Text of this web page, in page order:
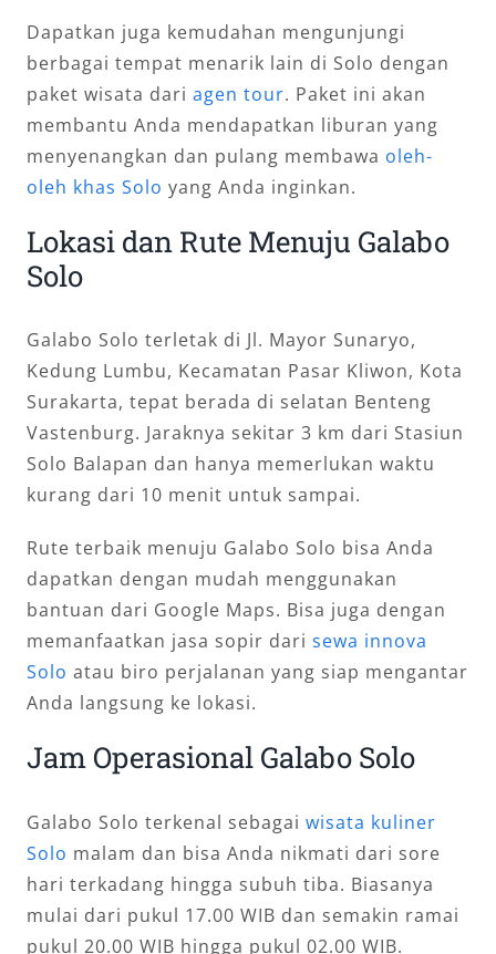
Dapatkan juga kemudahan mengunjungi
berbagai tempat menarik lain di Solo dengan
paket wisata dari agen tour. Paket ini akan
membantu Anda mendapatkan liburan yang
menyenangkan dan pulang membawa oleh-
oleh khas Solo yang Anda inginkan.
Lokasi dan Rute Menuju Galabo
Solo
Galabo Solo terletak di Jl. Mayor Sunaryo,
Kedung Lumbu, Kecamatan Pasar Kliwon, Kota
Surakarta, tepat berada di selatan Benteng
Vastenburg. Jaraknya sekitar 3 km dari Stasiun
Solo Balapan dan hanya memerlukan waktu
kurang dari 10 menit untuk sampai.
Rute terbaik menuju Galabo Solo bisa Anda
dapatkan dengan mudah menggunakan
bantuan dari Google Maps. Bisa juga dengan
memanfaatkan jasa sopir dari sewa innova
Solo atau biro perjalanan yang siap mengantar
Anda langsung ke lokasi.
Jam Operasional Galabo Solo
Galabo Solo terkenal sebagai wisata kuliner
Solo malam dan bisa Anda nikmati dari sore
hari terkadang hingga subuh tiba. Biasanya
mulai dari pukul 17.00 WIB dan semakin ramai
pukul 20.00 WIB hingga pukul 02.00 WIB.